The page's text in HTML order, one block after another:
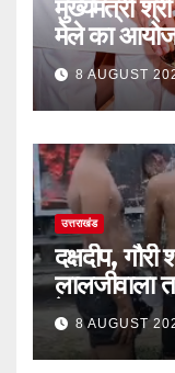
मुख्यमंत्री
मेले का
8 AUGUST
उत्तराखंड
दक्षदीप,
लालजीवाला
पेयजल
8 AUGUST